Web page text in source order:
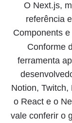
O Next.js,
referência
Components
Conforme
ferramenta
Notion, Twitch,
o React e o
vale conferir o